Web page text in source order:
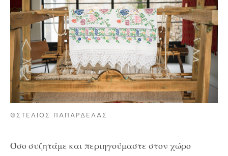
©ΣΤΕΛΙΟΣ ΠΑΠΑΡΔΕΛΑΣ
Όσο συζητάμε και περιηγούμαστε στον χώρο